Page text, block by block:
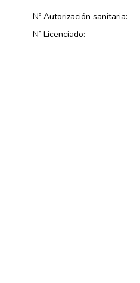
Nº Autorización sanitaria:
Nº Licenciado: